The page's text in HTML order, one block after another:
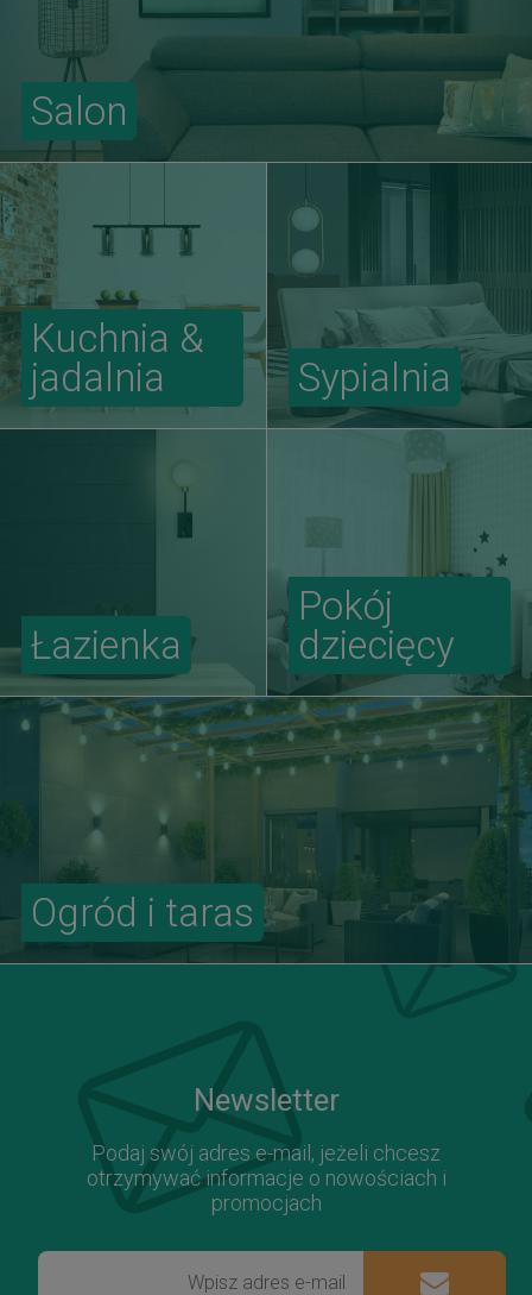
Salon
Kuchnia &
jadalnia
Sypialnia
Ogród i taras
Łazienka
Pokój
dziecięcy
Newsletter
Podaj swój adres e-mail, jeżeli chcesz
otrzymywać informacje o nowościach i
promocjach